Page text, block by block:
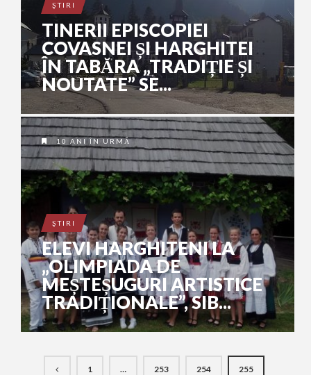
ŞTIRI
TINERII EPISCOPIEI
COVASNEI ȘI HARGHITEI
ÎN TABĂRA „TRADIȚIE ȘI
NOUTATE” SE...
10 ANI ÎN URMĂ
ŞTIRI
ELEVI HARGHITENI LA
„OLIMPIADA DE
MEȘTEȘUGURI ARTISTICE
TRADIȚIONALE”, SIB...
1 … 253 254 255